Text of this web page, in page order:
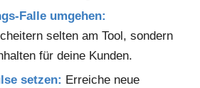
Falle umgehen:
selten am Tool, sondern
für deine Kunden.
setzen: Erreiche neue